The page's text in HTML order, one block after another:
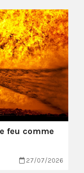
feu comme
27/07/2026